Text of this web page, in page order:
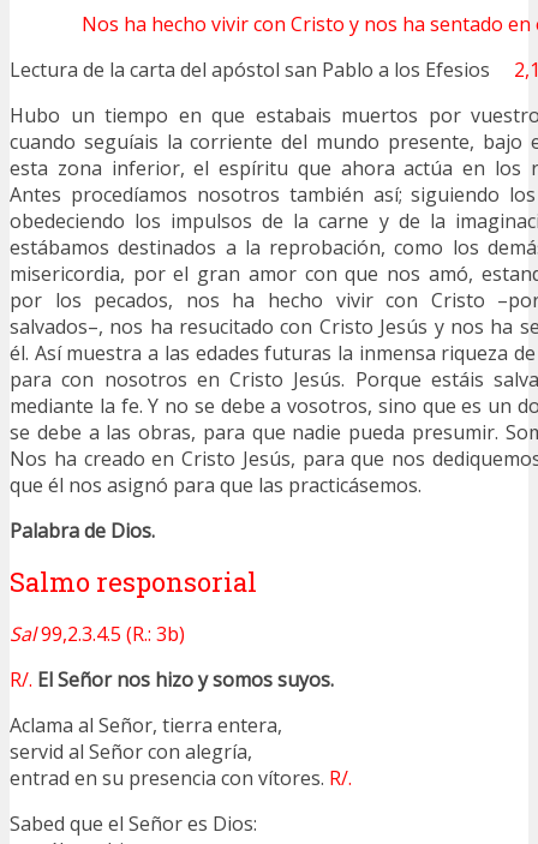
Nos ha hecho vivir con Cristo y nos ha sentado en
Lectura de la carta del apóstol san Pablo a los Efesios
Hubo un tiempo en que estabais muertos por
cuando seguíais la corriente del mundo presente, bajo
esta zona inferior, el espíritu que ahora actúa en los
Antes procedíamos nosotros también así; siguiendo
obedeciendo los impulsos de la carne y de la
estábamos destinados a la reprobación, como los
misericordia, por el gran amor con que nos amó,
por los pecados, nos ha hecho vivir con Cristo
salvados–, nos ha resucitado con Cristo Jesús y nos ha
él. Así muestra a las edades futuras la inmensa riqueza
para con nosotros en Cristo Jesús. Porque estáis
mediante la fe. Y no se debe a vosotros, sino que es un
se debe a las obras, para que nadie pueda presumir.
Nos ha creado en Cristo Jesús, para que nos
que él nos asignó para que las practicásemos.
Palabra de Dios.
Salmo responsorial
Sal99,2.3.4.5 (R.: 3b)
R/. El Señor nos hizo y somos suyos.
Aclama al Señor, tierra entera,
servid al Señor con alegría,
entrad en su presencia con vítores. R/.
Sabed que el Señor es Dios: